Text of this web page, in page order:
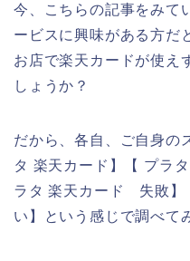
今、こちらの記事をみて
ービスに興味がある方だ
お店で楽天カードが使え
しょうか？
だから、各自、ご自身の
タ 楽天カード】【 プラ
ラタ 楽天カード 失敗
い】という感じで調べて